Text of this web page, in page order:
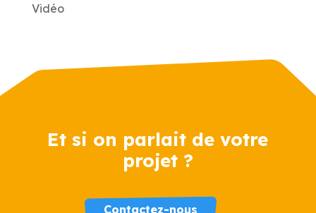
Vidéo
Et si on parlait de votre
projet ?
Contactez-nous